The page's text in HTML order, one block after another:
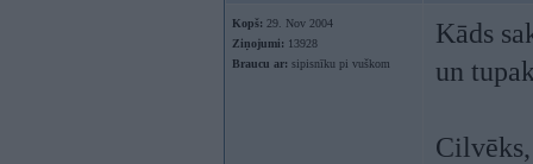
Kopš: 29. Nov 2004
Ziņojumi: 13928
Braucu ar: sipisnīku pi vuškom
Kāds
un